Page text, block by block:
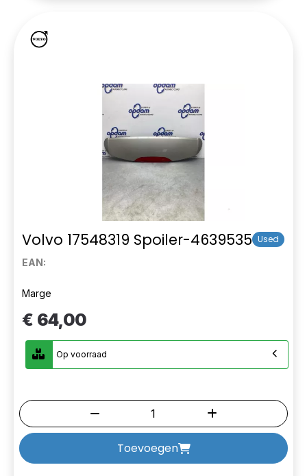
Volvo 17548319 Spoiler-4639535 Used
EAN:
Marge
€ 64,00
Op voorraad
Toevoegen